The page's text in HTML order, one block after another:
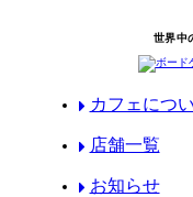
世界中
カフェにつ
店舗一覧
お知らせ